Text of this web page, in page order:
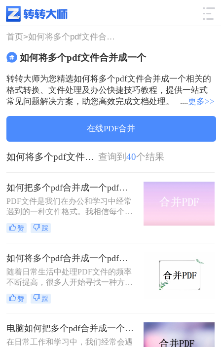
使用技巧 筛选
首页> 如何将多个pdf文件合并成一个
如何将多个pdf文件合并成一个
转转大师为您精选如何将多个pdf文件合并成一个相关的
格式转换、文件处理及办公快捷技巧教程，提供一站式
常见问题解决方案，助您高效完成文档处理。
....更多>>
在线PDF合并
如何将多个pdf文件合并成一个 查询到 40个结果
如何把多个pdf合并成一个pdf？分享合并PDF的三个方法！
PDF文件是我们在办公和学习中经常
遇到的一种文件格式。我相信每个人
的电脑里都有很多PDF文件。有时
候，为了方便文件的整理和更好的阅
的PDF文件合并在一起。那么，如何
把多个pdf合并成一个pdf呢？下面将
分享三种简单易操作的方法。让我们
来看看。
赞 踩
如何将多个pdf合并成一个pdf？这两种方法很实用！
随着日常生活中处理PDF文件的频率
不断提高，很多人开始寻找一种方
便、快捷的方法将多个PDF文件合并
成一个文件，以便于查看和管理。这
方法，可以让你轻松完成PDF文件的
合并。
赞 踩
电脑如何把多个pdf合并成一个pdf？学会这3个方法！
在日常工作和学习中，我们经常会遇